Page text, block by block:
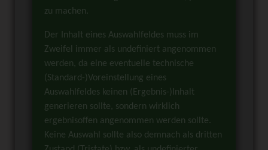
zu machen.
Der Inhalt eines Auswahlfeldes muss im
Zweifel immer als undefiniert angenommen
werden, da eine eventuelle technische
(Standard-)Voreinstellung eines
Auswahlfeldes keinen (Ergebnis-)Inhalt
generieren sollte, sondern wirklich
ergebnisoffen angenommen werden sollte.
Keine Auswahl sollte also demnach als dritten